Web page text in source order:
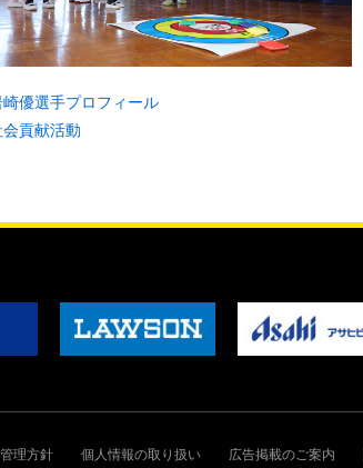
崎優選手プロフィール
会貢献活動
理方針 個人情報の取り扱い 広告掲載のご案内